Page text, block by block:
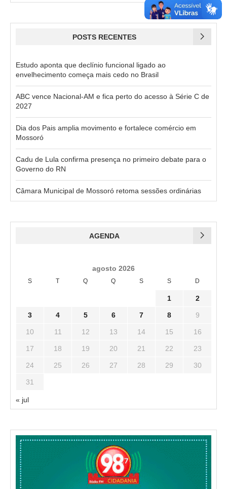
POSTS RECENTES
Estudo aponta que declínio funcional ligado ao
envelhecimento começa mais cedo no Brasil
ABC vence Nacional-AM e fica perto do acesso à Série C de
2027
Dia dos Pais amplia movimento e fortalece comércio em
Mossoró
Cadu de Lula confirma presença no primeiro debate para o
Governo do RN
Câmara Municipal de Mossoró retoma sessões ordinárias
AGENDA
agosto 2026
S T Q Q S S D
1 2
3 4 5 6 7 8 9
10 11 12 13 14 15 16
17 18 19 20 21 22 23
24 25 26 27 28 29 30
31
« jul